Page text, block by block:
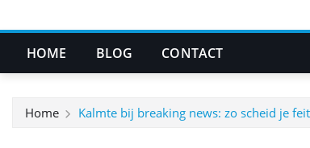
HOME BLOG CONTACT
Home Kalmte bij breaking news: zo scheid je